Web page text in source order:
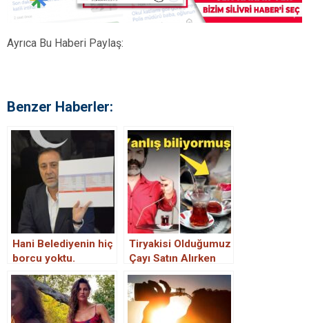
Ayrıca Bu Haberi Paylaş:
Benzer Haberler:
Hani Belediyenin hiç
borcu yoktu.
Tiryakisi Olduğumuz
Çayı Satın Alırken
Muhtemelen Daha
Önce Hiç
Duymadığınız Hayat
Kurtaran Bilgiler